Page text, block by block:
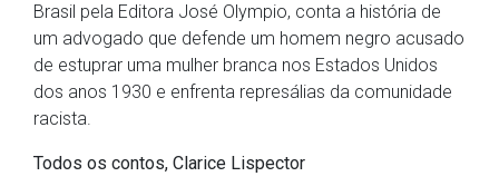
Brasil pela Editora José Olympio, conta a história de
um advogado que defende um homem negro acusado
de estuprar uma mulher branca nos Estados Unidos
dos anos 1930 e enfrenta represálias da comunidade
racista.
Todos os contos, Clarice Lispector